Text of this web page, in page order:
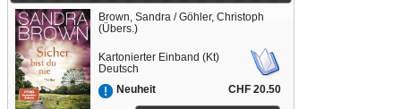
Brown, Sandra / Göhler, Christoph
(Übers.)
Kartonierter Einband (Kt)
Deutsch
Neuheit
CHF 20.50